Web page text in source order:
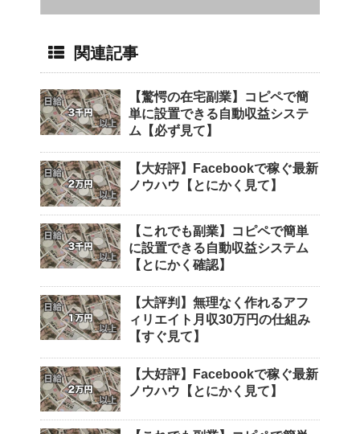
関連記事
【驚愕の在宅副業】コピペで簡
単に設置できる自動収益システ
ム【必ず見て】
【大好評】Facebookで稼ぐ最新
ノウハウ【とにかく見て】
【これでも副業】コピペで簡単
に設置できる自動収益システム
【とにかく確認】
【大評判】無理なく作れるアフ
ィリエイト月収30万円の仕組み
【すぐ見て】
【大好評】Facebookで稼ぐ最新
ノウハウ【とにかく見て】